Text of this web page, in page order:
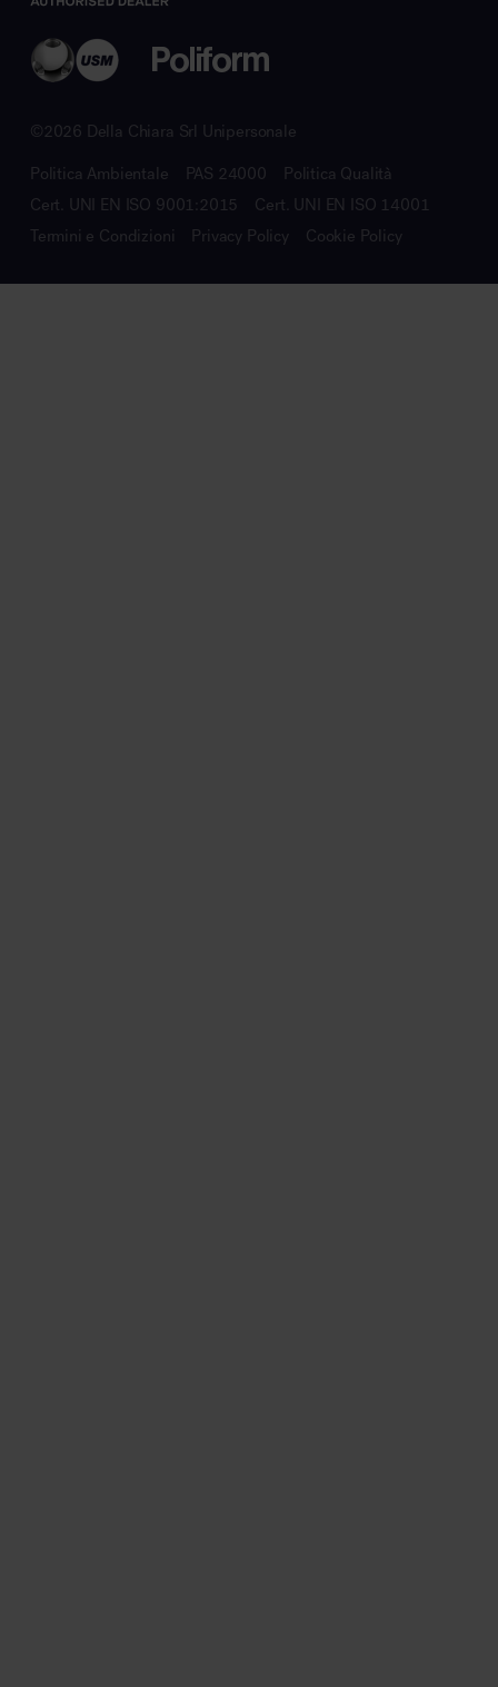
©2026 Della Chiara Srl Unipersonale
Politica Ambientale PAS 24000
Politica Qualità
Cert. UNI EN ISO 9001:2015
Cert. UNI EN ISO 14001
Termini e Condizioni
Privacy Policy Cookie Policy